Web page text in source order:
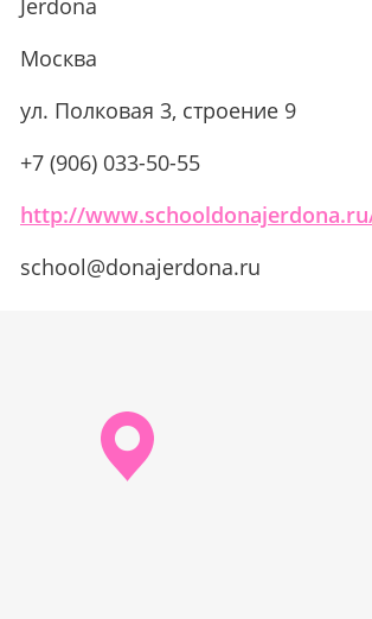
Jerdona
Москва
ул. Полковая 3, строение 9
+7 (906) 033-50-55
http://
school@donajerdona.ru